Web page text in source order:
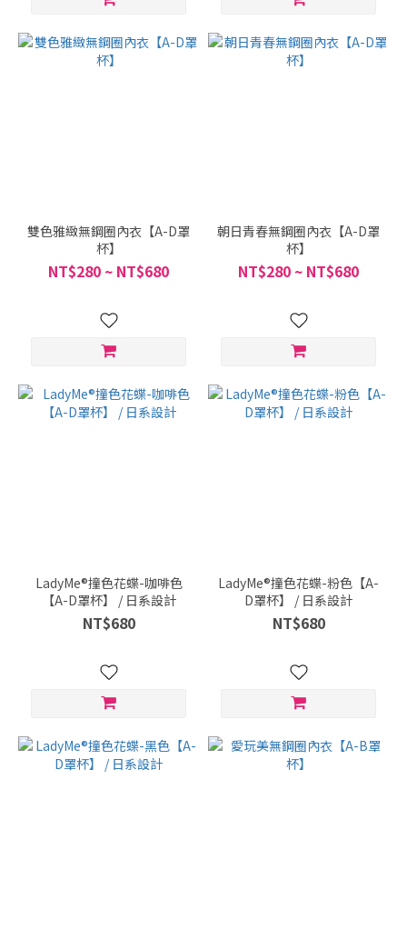
雙色雅緻無鋼圈內衣【A-D罩
杯】
NT$280 ~ NT$680
朝日青春無鋼圈內衣【A-D罩
杯】
NT$280 ~ NT$680
LadyMe®撞色花蝶-咖啡色
【A-D罩杯】 / 日系設計
NT$680
LadyMe®撞色花蝶-粉色【A-
D罩杯】 / 日系設計
NT$680